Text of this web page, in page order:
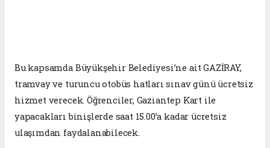
Bu kapsamda Büyükşehir Belediyesi’ne ait GAZİRAY,
tramvay ve turuncu otobüs hatları sınav günü ücretsiz
hizmet verecek. Öğrenciler, Gaziantep Kart ile
yapacakları binişlerde saat 15.00’a kadar ücretsiz
ulaşımdan faydalanabilecek.